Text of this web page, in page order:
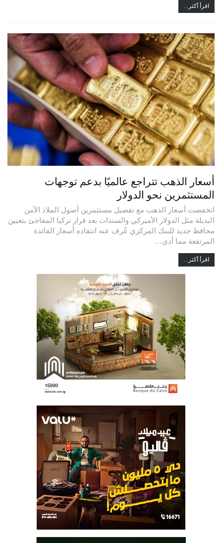
اقرأ أكثر...
أسعار الذهب تتراجع عالميًا بدعم توجهات
المستثمرين نحو الدولار
انخفضت أسعار الذهب مع تفضيل مستثمرين أصول الملاذ الآمن
البديلة مثل الدولار الأميركي والسندات بعد قرار تركيا المفاجئ بتعيين
محافظ جديد للبنك المركزي عُرف عنه انتقاده أسعار الفائدة
المرتفعة مما أدى…
اقرأ أكثر...